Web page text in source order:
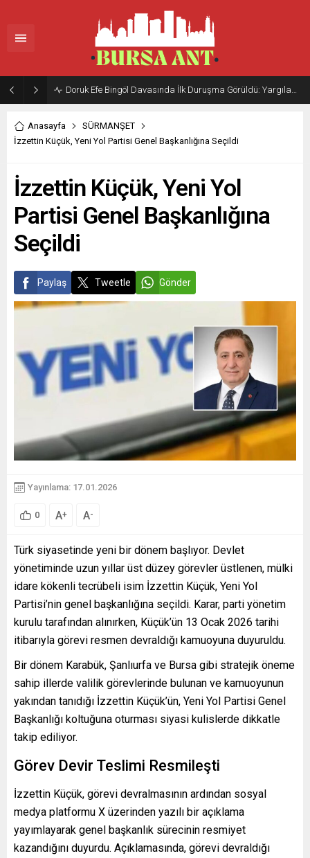
Doruk Efe Bingöl Davasında İlk Duruşma Görüldü: Yargılama 20 Ekim 2026’ya Ertelendi
Anasayfa
SÜRMANŞET
İzzettin Küçük, Yeni Yol Partisi Genel Başkanlığına Seçildi
İzzettin Küçük, Yeni Yol
Partisi Genel Başkanlığına
Seçildi
Paylaş Tweetle Gönder
Yayınlama: 17.01.2026
0 A+ A-
Türk siyasetinde yeni bir dönem başlıyor. Devlet
yönetiminde uzun yıllar üst düzey görevler üstlenen, mülki
idare kökenli tecrübeli isim İzzettin Küçük, Yeni Yol
Partisi’nin genel başkanlığına seçildi. Karar, parti yönetim
kurulu tarafından alınırken, Küçük’ün 13 Ocak 2026 tarihi
itibarıyla görevi resmen devraldığı kamuoyuna duyuruldu.
Bir dönem Karabük, Şanlıurfa ve Bursa gibi stratejik öneme
sahip illerde valilik görevlerinde bulunan ve kamuoyunun
yakından tanıdığı İzzettin Küçük’ün, Yeni Yol Partisi Genel
Başkanlığı koltuğuna oturması siyasi kulislerde dikkatle
takip ediliyor.
Görev Devir Teslimi Resmileşti
İzzettin Küçük, görevi devralmasının ardından sosyal
medya platformu X üzerinden yazılı bir açıklama
yayımlayarak genel başkanlık sürecinin resmiyet
kazandığını duyurdu. Açıklamasında, görevi devraldığı